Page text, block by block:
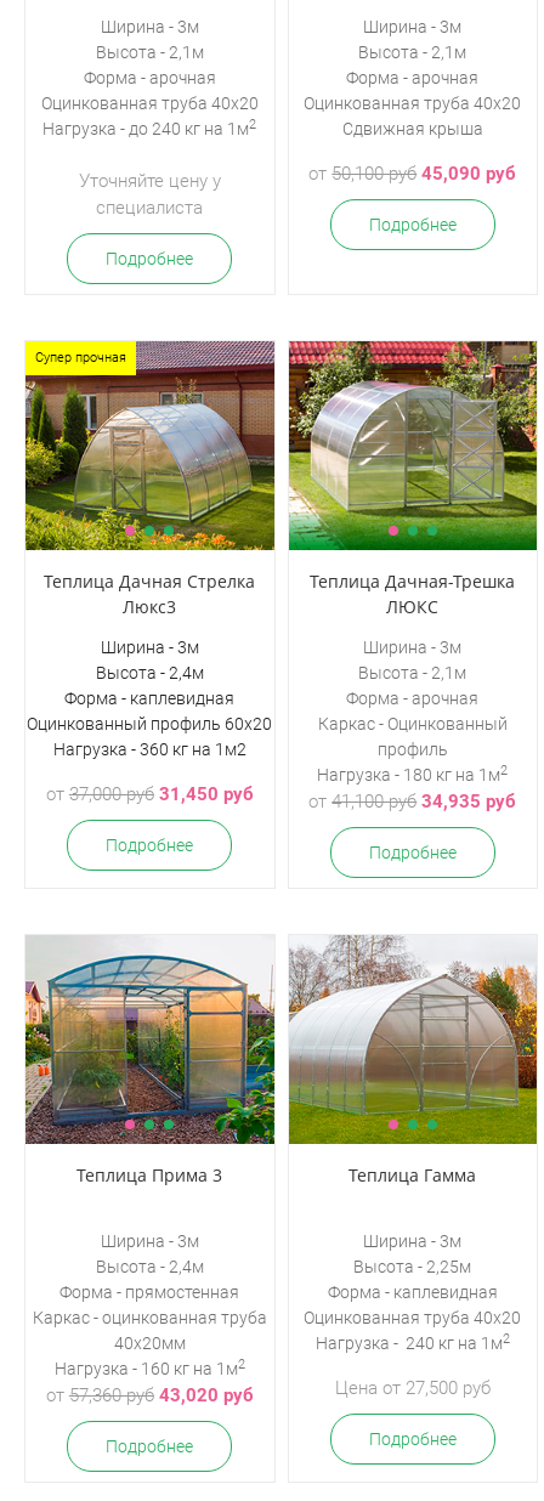
Ширина - 3м
Высота - 2,1м
Форма - арочная
Оцинкованная труба 40х20
Нагрузка - до 240 кг на 1м2
Уточняйте цену у
специалиста
Подробнее
Ширина - 3м
Высота - 2,1м
Форма - арочная
Оцинкованная труба 40х20
Сдвижная крыша
от50,100 руб 45,090 руб
Подробнее
Супер прочная
Теплица Дачная Стрелка
Люкс3
Ширина - 3м
Высота - 2,4м
Форма - каплевидная
Оцинкованный профиль 60х20
Нагрузка - 360 кг на 1м2
от37,000 руб 31,450 руб
Подробнее
Теплица Дачная-Трешка
ЛЮКС
Ширина - 3м
Высота - 2,1м
Форма - арочная
Каркас - Оцинкованный
профиль
Нагрузка - 180 кг на 1м2
от41,100 руб 34,935 руб
Подробнее
Теплица Прима 3
Ширина - 3м
Высота - 2,4м
Форма - прямостенная
Каркас -оцинкованная труба
40х20мм
Нагрузка - 160 кг на 1м2
от57,360 руб 43,020 руб
Подробнее
Теплица Гамма
Ширина - 3м
Высота - 2,25м
Форма - каплевидная
Оцинкованнаятруба 40х20
Нагрузка - 240 кг на 1м2
Цена от 27,500 руб
Подробнее